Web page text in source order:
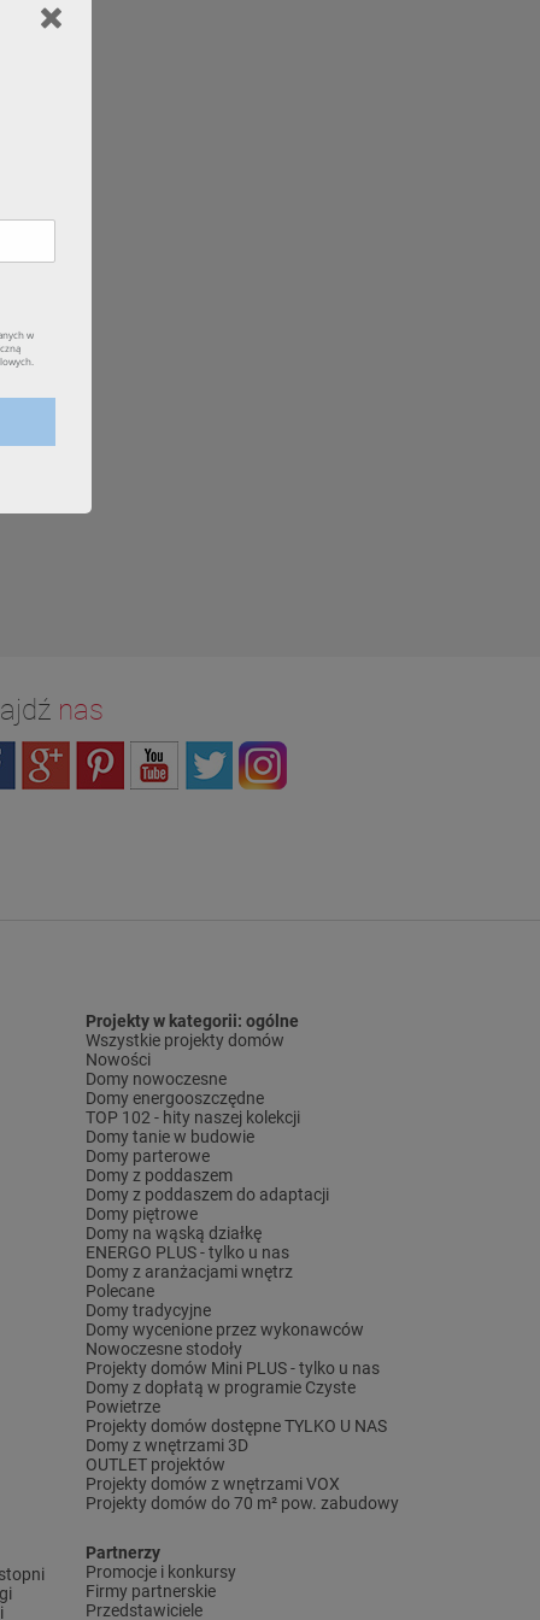
nas
Projekty w kategorii: ogólne
Wszystkie projekty domów
Nowości
Domy nowoczesne
Domy energooszczędne
TOP 102 - hity naszej kolekcji
Domy tanie w budowie
Domy parterowe
Domy z poddaszem
Domy z poddaszem do adaptacji
Domy piętrowe
Domy na wąską działkę
ENERGO PLUS - tylko u nas
Domy z aranżacjami wnętrz
Polecane
Domy tradycyjne
Domy wycenione przez wykonawców
Nowoczesne stodoły
Projekty domów Mini PLUS - tylko u nas
Domy z dopłatą w programie Czyste
Powietrze
Projekty domów dostępne TYLKO U NAS
Domy z wnętrzami 3D
OUTLET projektów
Projekty domów z wnętrzami VOX
Projekty domów do 70 m² pow. zabudowy
Partnerzy
Promocje i konkursy
Firmy partnerskie
Przedstawiciele